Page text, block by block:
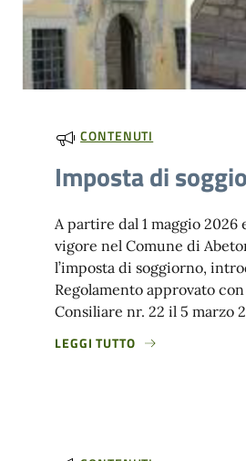
CONTENUTI
Imposta di
A partire dal 1 maggio 2026
vigore nel Comune di
l’imposta di soggiorno,
Regolamento approvato
Consiliare nr. 22 il 5 marzo
LEGGI TUTTO